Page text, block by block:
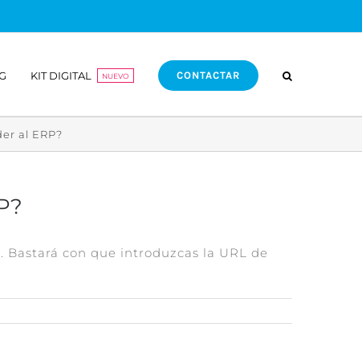
KIT DIGITAL NUEVO CONTACTAR
al ERP?
con que introduzcas la URL de